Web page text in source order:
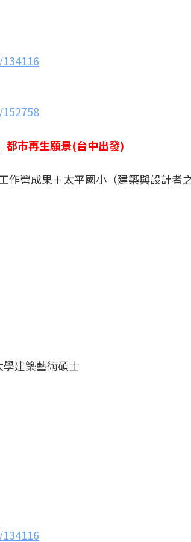
都市再生願景(台中出發)
作營成果＋太平國小（建築與設計者
建築藝術碩士